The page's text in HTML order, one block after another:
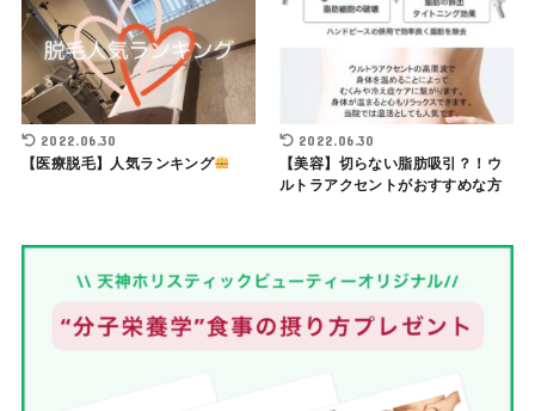
2022.06.30
【医療脱毛】人気ランキング
2022.06.30
【美容】切らない脂肪吸引？！ウ
ルトラアクセントがおすすめな方